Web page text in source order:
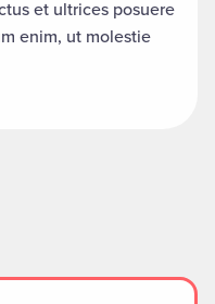
et ultrices posuere
enim, ut molestie